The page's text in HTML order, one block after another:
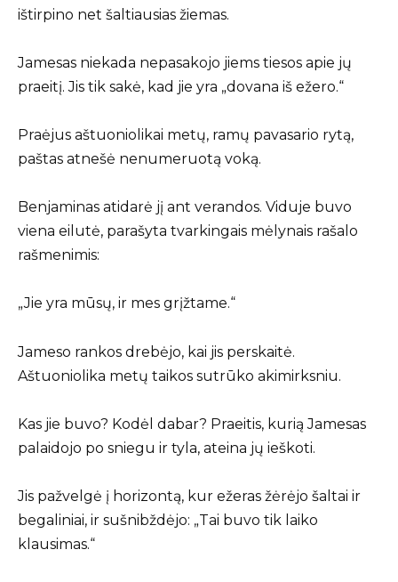
ištirpino net šaltiausias žiemas.
Jamesas niekada nepasakojo jiems tiesos apie jų
praeitį. Jis tik sakė, kad jie yra „dovana iš ežero.“
Praėjus aštuoniolikai metų, ramų pavasario rytą,
paštas atnešė nenumeruotą voką.
Benjaminas atidarė jį ant verandos. Viduje buvo
viena eilutė, parašyta tvarkingais mėlynais rašalo
rašmenimis:
„Jie yra mūsų, ir mes grįžtame.“
Jameso rankos drebėjo, kai jis perskaitė.
Aštuoniolika metų taikos sutrūko akimirksniu.
Kas jie buvo? Kodėl dabar? Praeitis, kurią Jamesas
palaidojo po sniegu ir tyla, ateina jų ieškoti.
Jis pažvelgė į horizontą, kur ežeras žėrėjo šaltai ir
begaliniai, ir sušnibždėjo: „Tai buvo tik laiko
klausimas.“